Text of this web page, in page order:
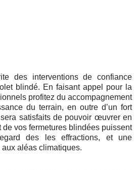
des interventions de confiance
blindé. En faisant appel pour la
profitez du accompagnement
du terrain, en outre d’un fort
satisfaits de pouvoir œuvrer en
de vos fermetures blindées puissent
des les effractions, et une
aléas climatiques.